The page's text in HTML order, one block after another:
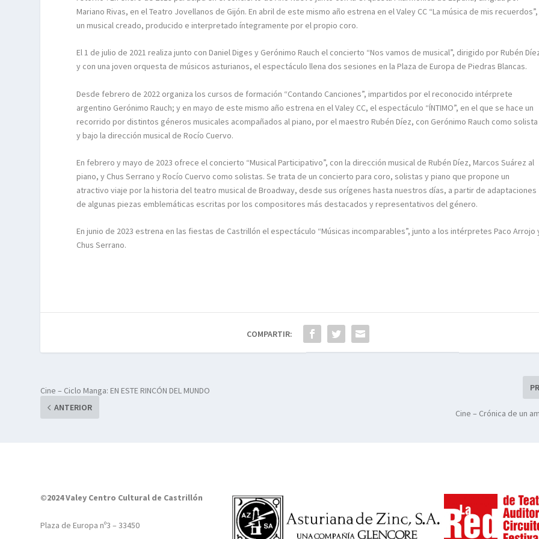
Mariano Rivas, en el Teatro Jovellanos de Gijón. En abril de este mismo año estrena en el Valey CC “La música de mis recuerdos”,
un musical creado, producido e interpretado íntegramente por el propio coro.
El 1 de julio de 2021 realiza junto con Daniel Diges y Gerónimo Rauch el concierto “Nos vamos de musical”, dirigido por Rubén
y con una joven orquesta de músicos asturianos, el espectáculo llena dos sesiones en la Plaza de Europa de Piedras Blancas.
Desde febrero de 2022 organiza los cursos de formación “Contando Canciones”, impartidos por el reconocido intérprete
argentino Gerónimo Rauch; y en mayo de este mismo año estrena en el Valey CC, el espectáculo “ÍNTIMO”, en el que se hace un
recorrido por distintos géneros musicales acompañados al piano, por el maestro Rubén Díez, con Gerónimo Rauch como solista
y bajo la dirección musical de Rocío Cuervo.
En febrero y mayo de 2023 ofrece el concierto “Musical Participativo”, con la dirección musical de Rubén Díez, Marcos Suárez al
piano, y Chus Serrano y Rocío Cuervo como solistas. Se trata de un concierto para coro, solistas y piano que propone un
atractivo viaje por la historia del teatro musical de Broadway, desde sus orígenes hasta nuestros días, a partir de adaptaciones
de algunas piezas emblemáticas escritas por los compositores más destacados y representativos del género.
En junio de 2023 estrena en las fiestas de Castrillón el espectáculo “Músicas incomparables”, junto a los intérpretes Paco Arrojo
Chus Serrano.
COMPARTIR:
Cine – Ciclo Manga: EN ESTE RINCÓN DEL MUNDO
ANTERIOR
Cine – Crónica de un
©2024 Valey Centro Cultural de Castrillón
Plaza de Europa nº3 – 33450